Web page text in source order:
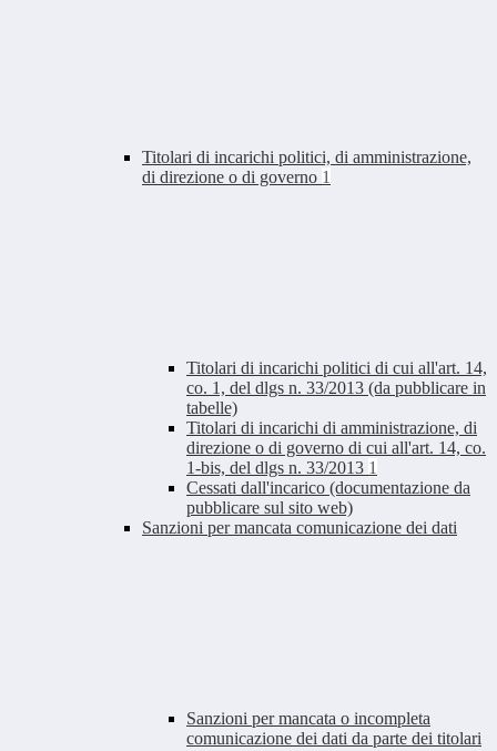
Titolari di incarichi politici, di amministrazione,
di direzione o di governo 1
Titolari di incarichi politici di cui all'art. 14,
co. 1, del dlgs n. 33/2013 (da pubblicare in
tabelle)
Titolari di incarichi di amministrazione, di
direzione o di governo di cui all'art. 14, co.
1-bis, del dlgs n. 33/2013 1
Cessati dall'incarico (documentazione da
pubblicare sul sito web)
Sanzioni per mancata comunicazione dei dati
Sanzioni per mancata o incompleta
comunicazione dei dati da parte dei titolari